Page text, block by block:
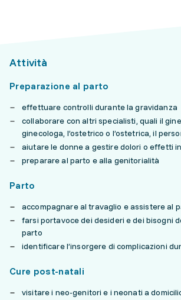
Attività
Preparazione al parto
effettuare controlli durante la gravidanza
collaborare con altri specialisti, quali il
ginecologa, l’ostetrico o l’ostetrica, il
aiutare le donne a gestire dolori o effetti
preparare al parto e alla genitorialità
Parto
accompagnare al travaglio e assistere al
farsi portavoce dei desideri e dei bisogni
parto
identificare l’insorgere di complicazioni
Cure post-natali
visitare i neo-genitori e i neonati a